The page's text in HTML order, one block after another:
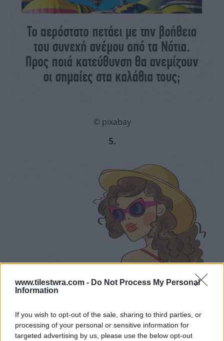
www.tilestwra.com - Do Not Process My Personal
Information
If you wish to opt-out of the sale, sharing to third parties, or
processing of your personal or sensitive information for
targeted advertising by us, please use the below opt-out
© pixabay
5.